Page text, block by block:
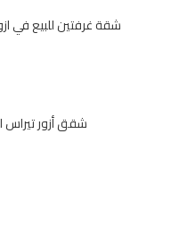
شقة غرفتين للبيع في
شقق أزور تيراس